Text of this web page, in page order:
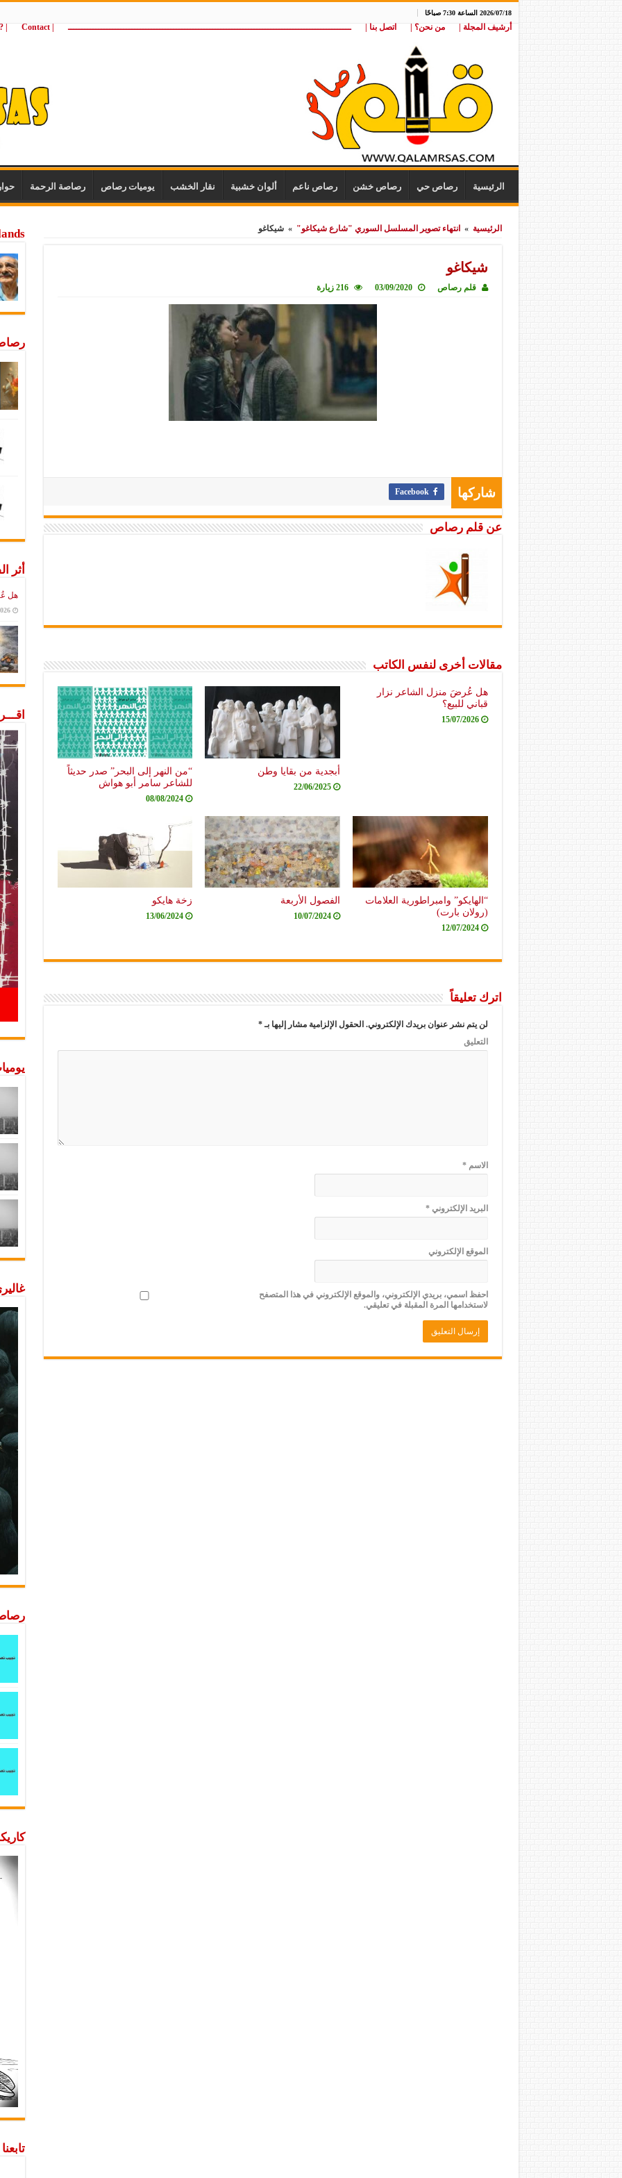
2026/07/18 الساعة 7:30 صباحًا
أرشيف المجلة | من نحن؟ | اتصل بنا | ــــــــــــــــــــــــــــــــــــــــــــــــــــــــــــــــــــــــــــــــــــــــــــــــــــــ | Contact
wij
الرئيسية رصاص حي رصاص خشن رصاص ناعم ألوان خشبية نقار الخشب يوميات رصاص رصاصة الرحمة
الرئيسية » انتهاء تصوير المسلسل السوري "شارع شيكاغو" » شيكاغو
شيكاغو
قلم رصاص 03/09/2020 216 زيارة
شاركها Facebook
عن قلم رصاص
مقالات أخرى لنفس الكاتب
هل عُرضَ منزل الشاعر نزار
قباني للبيع؟
15/07/2026
أبجدية من بقايا وطن
22/06/2025
“من النهر إلى البحر” صدر حديثاً
للشاعر سامر أبو هواش
08/08/2024
“الهايكو” وامبراطورية العلامات
(رولان بارت)
12/07/2024
الفصول الأربعة
10/07/2024
زخة هايكو
13/06/2024
اترك تعليقاً
لن يتم نشر عنوان بريدك الإلكتروني. الحقول الإلزامية مشار إليها بـ*
التعليق
الاسم*
البريد الإلكتروني*
الموقع الإلكتروني
احفظ اسمي، بريدي الإلكتروني، والموقع الإلكتروني في هذا المتصفح
لاستخدامها المرة المقبلة في تعليقي.
أثر
هل